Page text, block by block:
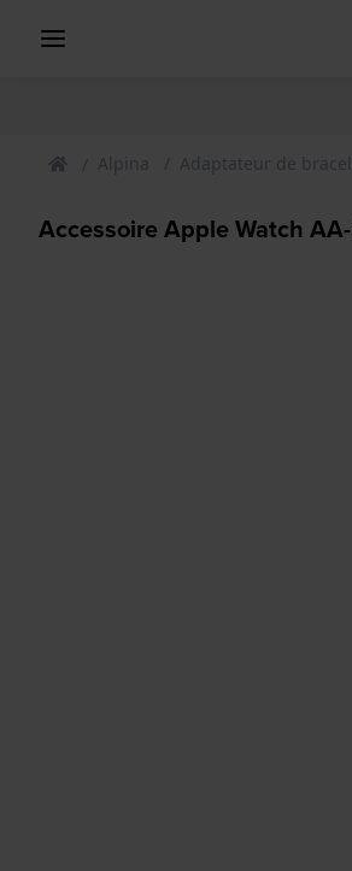
Alpina Adaptateur de
Accessoire Apple Watch